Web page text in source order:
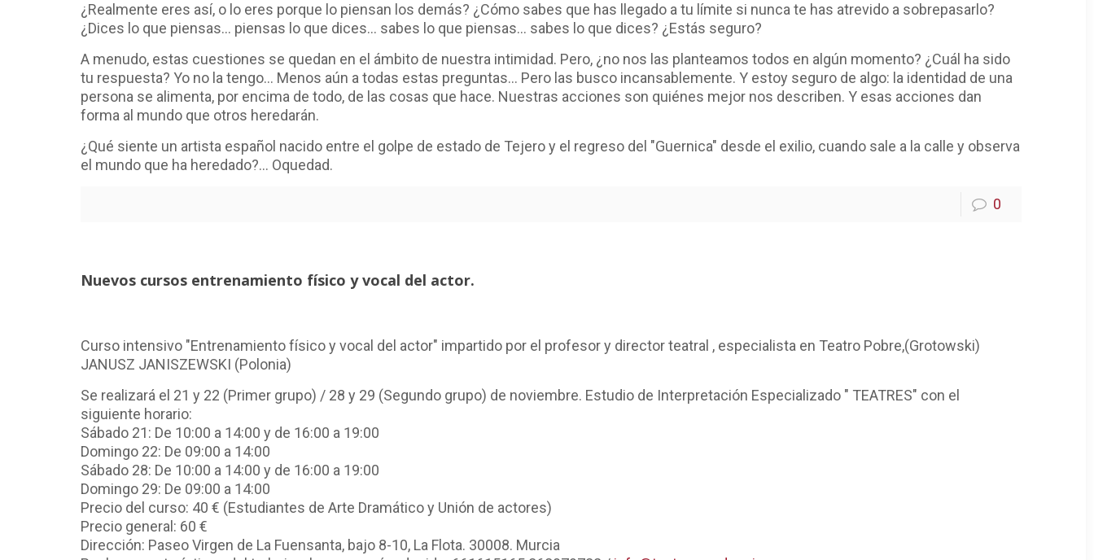
¿Realmente eres así, o lo eres porque lo piensan los demás? ¿Cómo sabes que has llegado a tu límite si nunca te has atrevido a sobrepasarlo?
¿Dices lo que piensas... piensas lo que dices... sabes lo que piensas... sabes lo que dices? ¿Estás seguro?
A menudo, estas cuestiones se quedan en el ámbito de nuestra intimidad. Pero, ¿no nos las planteamos todos en algún momento? ¿Cuál ha sido
tu respuesta? Yo no la tengo... Menos aún a todas estas preguntas... Pero las busco incansablemente. Y estoy seguro de algo: la identidad de una
persona se alimenta, por encima de todo, de las cosas que hace. Nuestras acciones son quiénes mejor nos describen. Y esas acciones dan
forma al mundo que otros heredarán.
¿Qué siente un artista español nacido entre el golpe de estado de Tejero y el regreso del "Guernica" desde el exilio, cuando sale a la calle y observa
el mundo que ha heredado?... Oquedad.
0
Nuevos cursos entrenamiento físico y vocal del actor.
Curso intensivo "Entrenamiento físico y vocal del actor" impartido por el profesor y director teatral , especialista en Teatro Pobre,(Grotowski)
JANUSZ JANISZEWSKI (Polonia)
Se realizará el 21 y 22 (Primer grupo) / 28 y 29 (Segundo grupo) de noviembre. Estudio de Interpretación Especializado " TEATRES" con el
siguiente horario:
Sábado 21: De 10:00 a 14:00 y de 16:00 a 19:00
Domingo 22: De 09:00 a 14:00
Sábado 28: De 10:00 a 14:00 y de 16:00 a 19:00
Domingo 29: De 09:00 a 14:00
Precio del curso: 40 € (Estudiantes de Arte Dramático y Unión de actores)
Precio general: 60 €
Dirección: Paseo Virgen de La Fuensanta, bajo 8-10, La Flota. 30008. Murcia